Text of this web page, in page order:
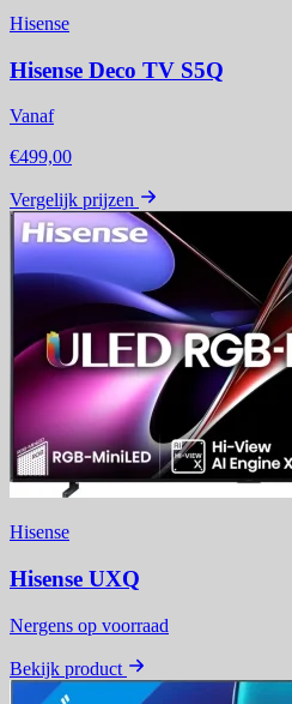
Hisense
Hisense Deco TV S5Q
Vanaf
€499,00
Vergelijk prijzen
Hisense
Hisense UXQ
Nergens op voorraad
Bekijk product